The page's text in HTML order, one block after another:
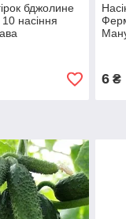
бджолине
насіння
6 ₴